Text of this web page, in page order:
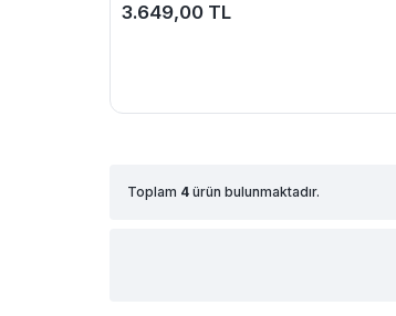
3.649,00 TL
Toplam 4 ürün bulunmaktadır.